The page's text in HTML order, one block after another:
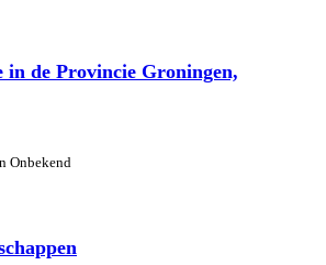
in de Provincie Groningen,
Onbekend